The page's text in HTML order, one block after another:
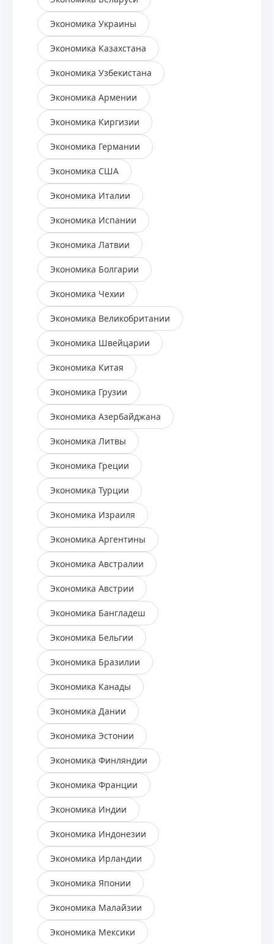
Экономика Украины
Экономика Казахстана
Экономика Узбекистана
Экономика Армении
Экономика Киргизии
Экономика Германии
Экономика США
Экономика Италии
Экономика Испании
Экономика Латвии
Экономика Болгарии
Экономика Чехии
Экономика Великобритании
Экономика Швейцарии
Экономика Китая
Экономика Грузии
Экономика Азербайджана
Экономика Литвы
Экономика Греции
Экономика Турции
Экономика Израиля
Экономика Аргентины
Экономика Австралии
Экономика Австрии
Экономика Бангладеш
Экономика Бельгии
Экономика Бразилии
Экономика Канады
Экономика Дании
Экономика Эстонии
Экономика Финляндии
Экономика Франции
Экономика Индии
Экономика Индонезии
Экономика Ирландии
Экономика Японии
Экономика Малайзии
Экономика Мексики